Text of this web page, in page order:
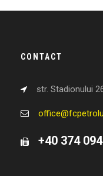
CONTACT
str. Stadionului
+40 374